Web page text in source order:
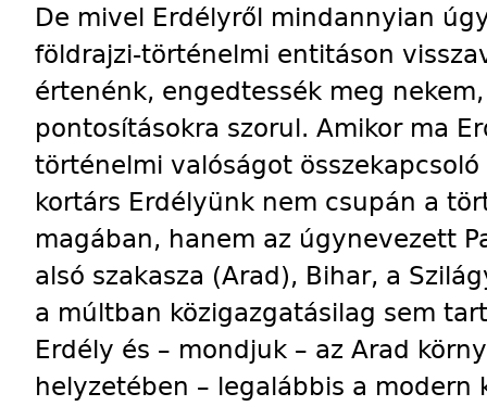
De mivel Erdélyről mindannyian
földrajzi-történelmi entitáson
értenénk, engedtessék meg
pontosításokra szorul. Amikor ma
történelmi valóságot
kortárs Erdélyünk nem csupán a
magában, hanem az úgynevezett
alsó szakasza (Arad), Bihar, a
a múltban közigazgatásilag sem
Erdély és – mondjuk – az Arad
helyzetében – legalábbis a modern